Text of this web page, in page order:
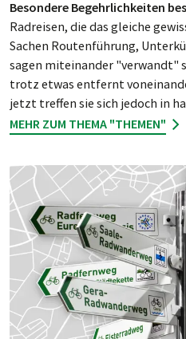
Besondere Begehr­lich­kei­ten
Radreisen, die das gleiche
Sachen Rou­ten­füh­rung,
sa­gen mit­ei­nan­der "ver­wandt"
trotz etwas ent­fernt
jetzt tref­fen sie sich je­doch in
MEHR ZUM THEMA "THEMEN"